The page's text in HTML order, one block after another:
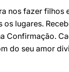
nos fazer filhos
lugares.
Confirmação.
do seu amor